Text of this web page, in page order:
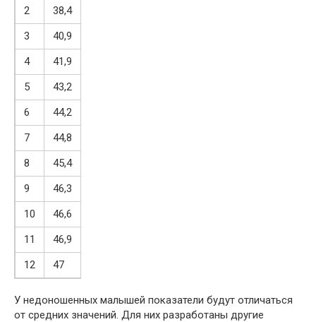
2
38,4
3
40,9
4
41,9
5
43,2
6
44,2
7
44,8
8
45,4
9
46,3
10
46,6
11
46,9
12
47
У недоношенных малышей показатели будут отличаться
от средних значений. Для них разработаны другие